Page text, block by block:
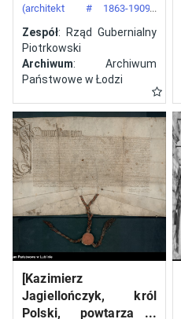
(architekt
# 1863-1909)
Zespół: Rząd Gubernialny
Piotrkowski
Archiwum: Archiwum
Państwowe w Łodzi
[Kazimierz
Jagiellończyk, król
Polski, powtarza i